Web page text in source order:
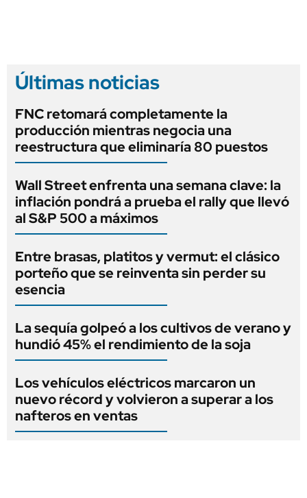
Últimas noticias
FNC retomará completamente la
producción mientras negocia una
reestructura que eliminaría 80 puestos
Wall Street enfrenta una semana clave: la
inflación pondrá a prueba el rally que llevó
al S&P 500 a máximos
Entre brasas, platitos y vermut: el clásico
porteño que se reinventa sin perder su
esencia
La sequía golpeó a los cultivos de verano y
hundió 45% el rendimiento de la soja
Los vehículos eléctricos marcaron un
nuevo récord y volvieron a superar a los
nafteros en ventas